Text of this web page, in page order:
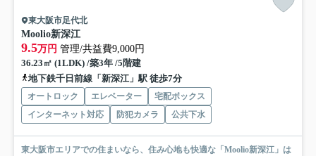
東大阪市足代北
Moolio新深江
9.5万円 管理/共益費9,000円
36.23㎡ (1LDK) /築3年 /5階建
地下鉄千日前線「新深江」駅 徒歩7分
オートロック エレベーター
宅配ボックス
インターネット対応
防犯カメラ 公共下水
東大阪市エリアでの住まいなら、住み心地も快適な「Moolio新深江」は